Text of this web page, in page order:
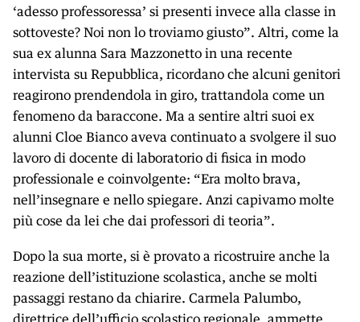
‘adesso professoressa’ si presenti invece alla classe in
sottoveste? Noi non lo troviamo giusto”. Altri, come la
sua ex alunna Sara Mazzonetto in una recente
intervista su Repubblica, ricordano che alcuni genitori
reagirono prendendola in giro, trattandola come un
fenomeno da baraccone. Ma a sentire altri suoi ex
alunni Cloe Bianco aveva continuato a svolgere il suo
lavoro di docente di laboratorio di fisica in modo
professionale e coinvolgente: “Era molto brava,
nell’insegnare e nello spiegare. Anzi capivamo molte
più cose da lei che dai professori di teoria”.
Dopo la sua morte, si è provato a ricostruire anche la
reazione dell’istituzione scolastica, anche se molti
passaggi restano da chiarire. Carmela Palumbo,